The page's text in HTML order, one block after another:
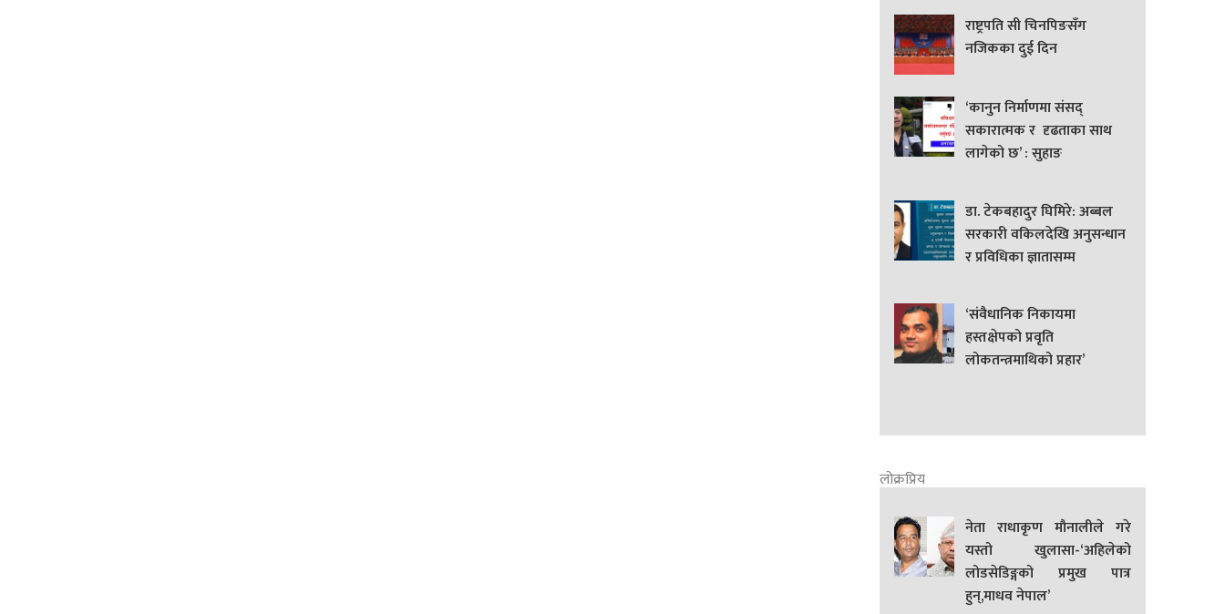
राष्ट्रपति सी चिनपिङसँग
नजिकका दुई दिन
‘कानुन निर्माणमा संसद्
सकारात्मक र दृढताका साथ
लागेको छ’ : सुहाङ
डा. टेकबहादुर घिमिरे: अब्बल
सरकारी वकिलदेखि अनुसन्धान
र प्रविधिका ज्ञातासम्म
‘संवैधानिक निकायमा
हस्तक्षेपको प्रवृति
लोकतन्त्रमाथिको प्रहार’
लोक्रप्रिय
नेता राधाकृण मौनालीले गरे
यस्तो खुलासा-‘अहिलेको
लोडसेडिङ्गको प्रमुख पात्र
हुन्,माधव नेपाल’